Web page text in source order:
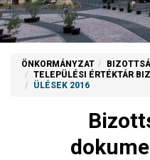
ÖNKORMÁNYZAT
TELEPÜLÉSI ÉRTÉKTÁR
ÜLÉSEK 2016